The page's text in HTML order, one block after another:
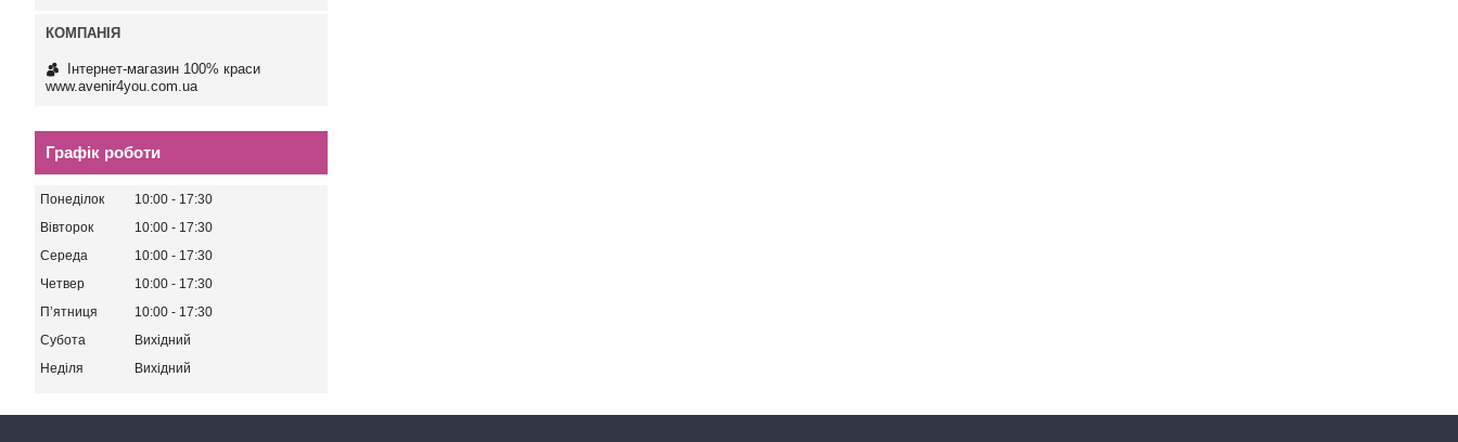
Інтернет-магазин 100% краси
www.avenir4you.com.ua
Графік роботи
Понеділок 10:00
17:30
Вівторок
10:00
17:30
Середа
10:00
17:30
Четвер
10:00
17:30
Пʼятниця
10:00
17:30
Субота
Вихідний
Неділя
Вихідний